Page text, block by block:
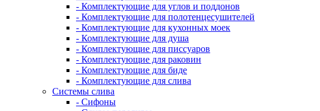
- Комплектующие для углов и поддонов
- Комплектующие для полотенцесушителей
- Комплектующие для кухонных моек
- Комплектующие для душа
- Комплектующие для писсуаров
- Комплектующие для раковин
- Комплектующие для биде
- Комплектующие для слива
Системы слива
- Сифоны